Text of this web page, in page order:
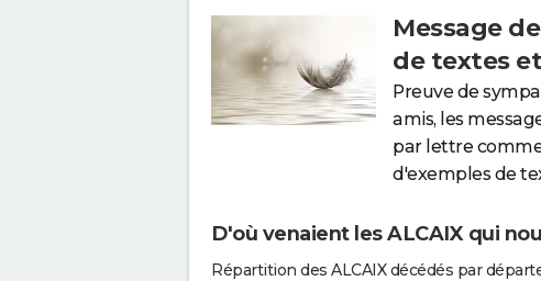
Message
de textes
Preuve de
amis, les
par lettre
d'exemples de
D'où venaient les ALCAIX qui
Répartition des ALCAIX décédés par